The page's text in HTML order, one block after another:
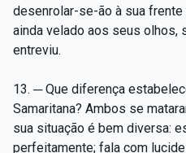
desenrolar-se-ão à sua
ainda velado aos seus olhos,
entreviu.
13. ─ Que diferença
Samaritana? Ambos se
sua situação é bem diversa:
perfeitamente; fala com